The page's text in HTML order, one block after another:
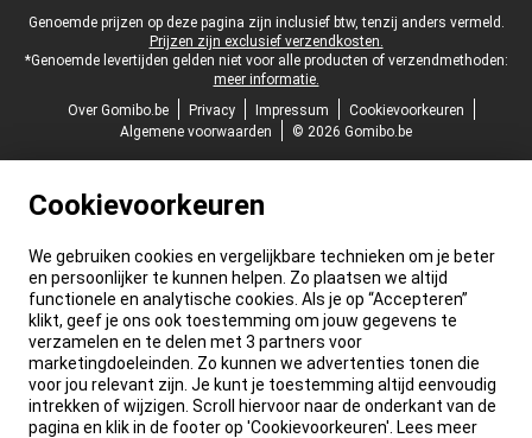
Juridische voettekst
Genoemde prijzen op deze pagina zijn inclusief btw, tenzij anders vermeld.
Prijzen zijn exclusief verzendkosten.
*Genoemde levertijden gelden niet voor alle producten of verzendmethoden:
meer informatie.
Over Gomibo.be
Privacy Impressum
Cookievoorkeuren
Algemene voorwaarden
© 2026 Gomibo.be
Cookievoorkeuren
We gebruiken cookies en vergelijkbare technieken om je beter
en persoonlijker te kunnen helpen. Zo plaatsen we altijd
functionele en analytische cookies. Als je op “Accepteren”
klikt, geef je ons ook toestemming om jouw gegevens te
verzamelen en te delen met 3 partners voor
marketingdoeleinden. Zo kunnen we advertenties tonen die
voor jou relevant zijn. Je kunt je toestemming altijd eenvoudig
intrekken of wijzigen. Scroll hiervoor naar de onderkant van de
pagina en klik in de footer op 'Cookievoorkeuren'. Lees meer